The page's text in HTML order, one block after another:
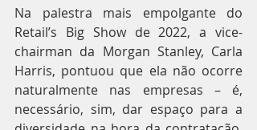
Na palestra mais empolgante do
Retail’s Big Show de 2022, a vice-
chairman da Morgan Stanley, Carla
Harris, pontuou que ela não ocorre
naturalmente nas empresas – é,
necessário, sim, dar espaço para a